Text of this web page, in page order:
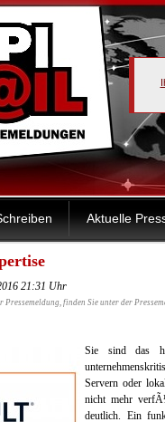
Aktuelle
21:31 Uhr
finden Sie unter der
Sie sind das
Servern oder
nicht mehr
deutlich. Ein